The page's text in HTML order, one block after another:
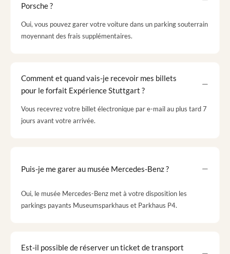
Porsche ?
Oui, vous pouvez garer votre voiture dans un parking souterrain
moyennant des frais supplémentaires.
Comment et quand vais-je recevoir mes billets
pour le forfait Expérience Stuttgart ?
Vous recevrez votre billet électronique par e-mail au plus tard 7
jours avant votre arrivée.
Puis-je me garer au musée Mercedes-Benz ?
Oui, le musée Mercedes-Benz met à votre disposition les
parkings payants Museumsparkhaus et Parkhaus P4.
Est-il possible de réserver un ticket de transport